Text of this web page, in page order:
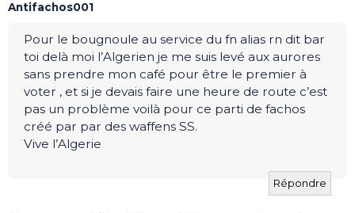
Antifachos001
Pour le bougnoule au service du fn alias rn dit bar
toi delà moi l’Algerien je me suis levé aux aurores
sans prendre mon café pour être le premier à
voter , et si je devais faire une heure de route c’est
pas un problème voilà pour ce parti de fachos
créé par par des waffens SS.
Vive l’Algerie
Répondre